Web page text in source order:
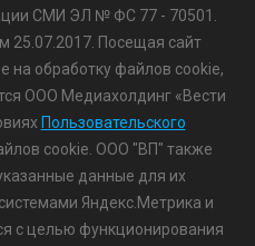
СМИ ЭЛ № ФС 77 - 70501.
25.07.2017. Посещая сайт
на обработку файлов cookie,
ООО Медиахолдинг «Вести
Пользовательского
cookie. ООО "ВП" также
данные для их
Яндекс.Метрика и
с целью функционирования